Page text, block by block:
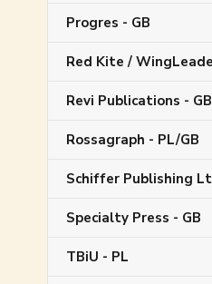
Progres - GB
Red Kite /
Revi Publications - GB
Rossagraph - PL/GB
Schiffer Publishing
Specialty Press - GB
TBiU - PL